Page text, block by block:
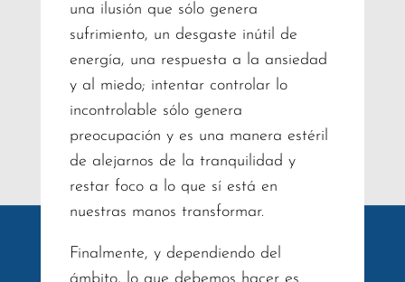
una ilusión que sólo genera
sufrimiento, un desgaste inútil de
energía, una respuesta a la ansiedad
y al miedo; intentar controlar lo
incontrolable sólo genera
preocupación y es una manera estéril
de alejarnos de la tranquilidad y
restar foco a lo que sí está en
nuestras manos transformar.
Finalmente, y dependiendo del